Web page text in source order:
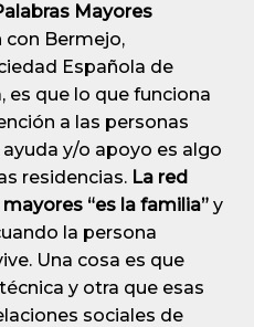
Mayores
con Bermejo,
Española de
es que lo que funciona
a las personas
y/o apoyo es algo
residencias. La red
“es la familia”y
la persona
Una cosa es que
y otra que esas
sociales de